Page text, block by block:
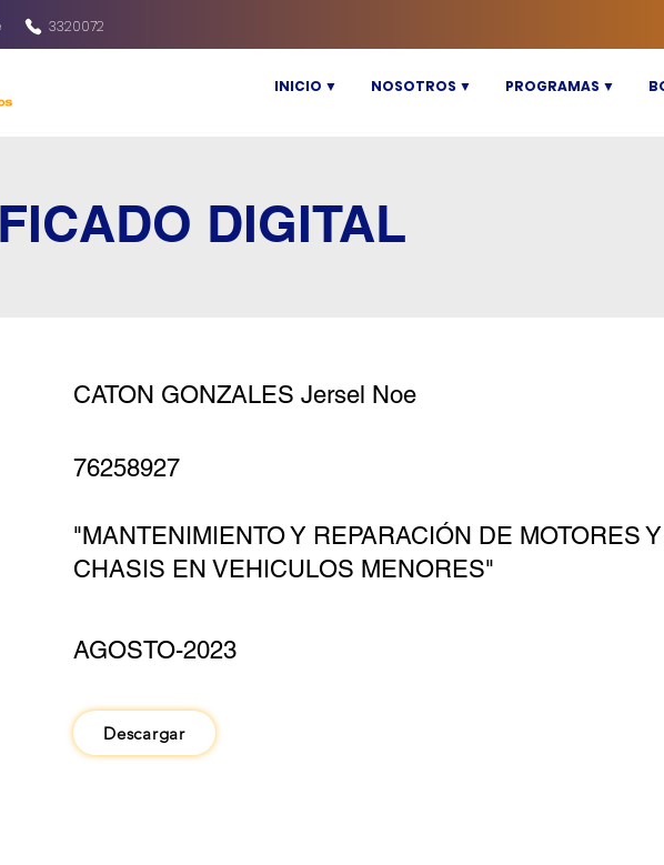
3320072
INICIO ▼ NOSOTROS ▼ PROGRAMAS ▼
DIGITAL
CATON GONZALES Jersel Noe
76258927
"MANTENIMIENTO Y REPARACIÓN DE MOTORES
CHASIS EN VEHICULOS MENORES"
AGOSTO-2023
Descargar